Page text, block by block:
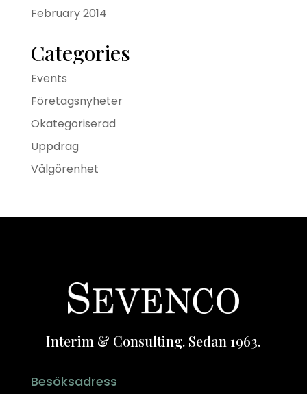
February 2014
Categories
Events
Företagsnyheter
Okategoriserad
Uppdrag
Välgörenhet
Interim & Consulting. Sedan 1963.
Besöksadress